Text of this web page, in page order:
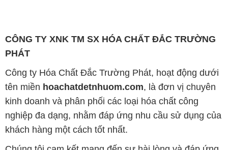
CÔNG TY XNK TM SX HÓA CHẤT ĐẮC TRƯỜNG
PHÁT
Công ty Hóa Chất Đắc Trường Phát, hoạt động dưới
tên miền hoachatdetnhuom.com, là đơn vị chuyên
kinh doanh và phân phối các loại hóa chất công
nghiệp đa dạng, nhằm đáp ứng nhu cầu sử dụng của
khách hàng một cách tốt nhất.